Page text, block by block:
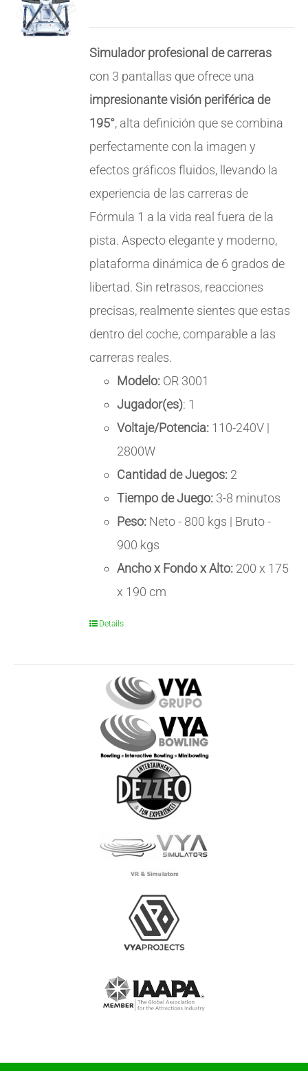
Simulador profesional de carreras
con 3 pantallas que ofrece una
impresionante visión periférica de
195°, alta definición que se combina
perfectamente con la imagen y
efectos gráficos fluidos, llevando la
experiencia de las carreras de
Fórmula 1 a la vida real fuera de la
pista. Aspecto elegante y moderno,
plataforma dinámica de 6 grados de
libertad. Sin retrasos, reacciones
precisas, realmente sientes que estas
dentro del coche, comparable a las
carreras reales.
Modelo: OR 3001
Jugador(es): 1
Voltaje/Potencia: 110-240V |
2800W
Cantidad de Juegos: 2
Tiempo de Juego: 3-8 minutos
Peso: Neto - 800 kgs | Bruto -
900 kgs
Ancho x Fondo x Alto: 200 x 175
x 190 cm
Details